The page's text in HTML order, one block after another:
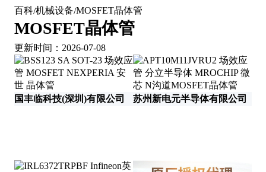
百科/机械设备/MOSFET晶体管
MOSFET晶体管
更新时间：2026-07-08
国丰临科技(深圳)有限公司 苏州新电元半导体有限公司